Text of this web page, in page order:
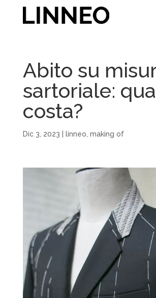
Abito su
sartoriale:
costa?
Dic 3, 2023 linneo making of